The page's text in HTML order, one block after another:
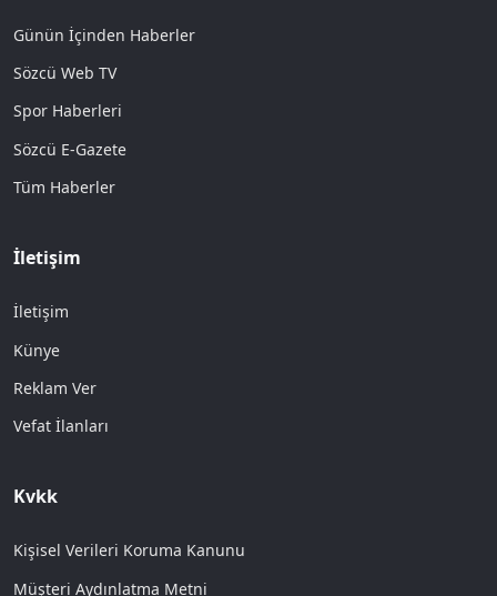
Günün İçinden Haberler
Sözcü Web TV
Spor Haberleri
Sözcü E-Gazete
Tüm Haberler
İletişim
İletişim
Künye
Reklam Ver
Vefat İlanları
Kvkk
Kişisel Verileri Koruma Kanunu
Müşteri Aydınlatma Metni